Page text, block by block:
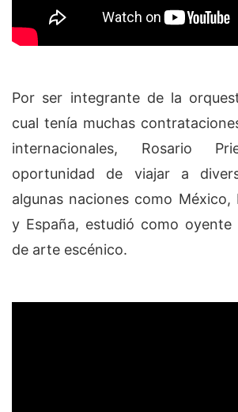
Por ser integrante de la
cual tenía muchas
internacionales, Rosario
oportunidad de viajar a
algunas naciones como México,
y España, estudió como oyente
de arte escénico.